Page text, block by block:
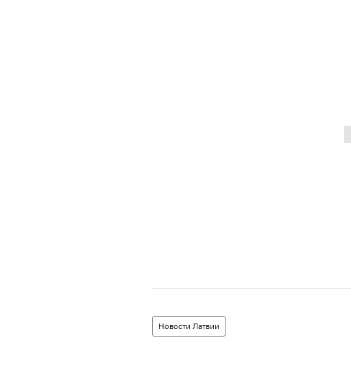
Новости Латвии